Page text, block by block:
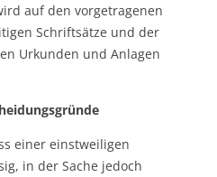
auf den vorgetragenen
Schriftsätze und der
Urkunden und Anlagen
einer einstweiligen
in der Sache jedoch